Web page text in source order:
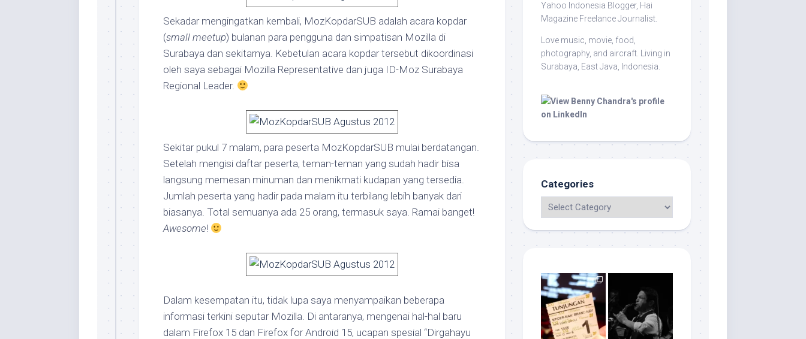
Sekadar mengingatkan kembali, MozKopdarSUB adalah acara kopdar
(small meetup) bulanan para pengguna dan simpatisan Mozilla di
Surabaya dan sekitarnya. Kebetulan acara kopdar tersebut dikoordinasi
oleh saya sebagai Mozilla Representative dan juga ID-Moz Surabaya
Regional Leader.
Sekitar pukul 7 malam, para peserta MozKopdarSUB mulai berdatangan.
Setelah mengisi daftar peserta, teman-teman yang sudah hadir bisa
langsung memesan minuman dan menikmati kudapan yang tersedia.
Jumlah peserta yang hadir pada malam itu terbilang lebih banyak dari
biasanya. Total semuanya ada 25 orang, termasuk saya. Ramai banget!
Awesome!
Dalam kesempatan itu, tidak lupa saya menyampaikan beberapa
informasi terkini seputar Mozilla. Di antaranya, mengenai hal-hal baru
dalam Firefox 15 dan Firefox for Android 15, ucapan spesial “Dirgahayu
Yahoo Indonesia Blogger, Hai
Magazine Freelance Journalist.
Love music, movie, food,
photography, and aircraft. Living in
Surabaya, East Java, Indonesia.
Categories